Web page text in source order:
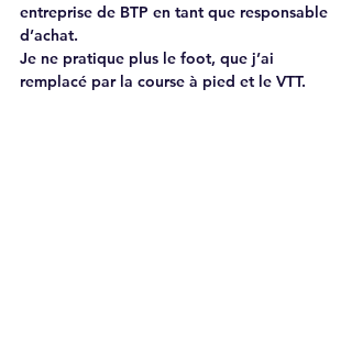
entreprise de BTP en tant que responsable
d’achat.
Je ne pratique plus le foot, que j’ai
remplacé par la course à pied et le VTT.